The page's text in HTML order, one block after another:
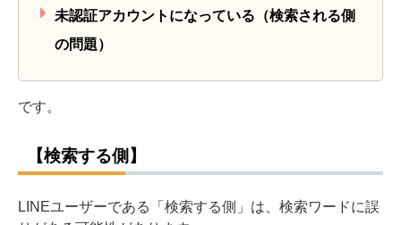
未認証アカウントになっている（検索される側
の問題）
です。
【検索する側】
LINEユーザーである「検索する側」は、検索ワードに誤